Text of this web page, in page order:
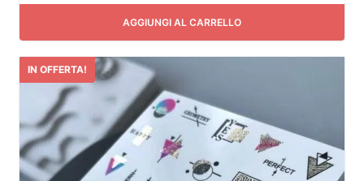
AGGIUNGI AL CARRELLO
IN OFFERTA!